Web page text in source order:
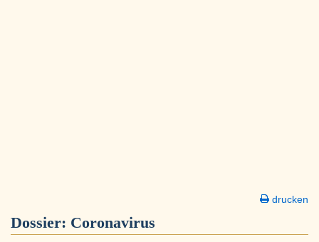
drucken
Dossier: Coronavirus